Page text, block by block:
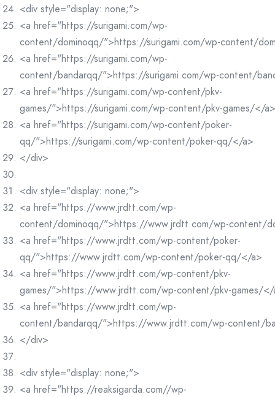
<div style="display: none;">
<a href="https://surigami.com/wp-
content/dominoqq/">https://surigami.com/wp-content/
<a href="https://surigami.com/wp-
content/bandarqq/">https://surigami.com/wp-content/
<a href="https://surigami.com/wp-content/pkv-
games/">https://surigami.com/wp-content/pkv-games/</a>
<a href="https://surigami.com/wp-content/poker-
qq/">https://surigami.com/wp-content/poker-qq/</a>
</div>
<div style="display: none;">
<a href="https://www.jrdtt.com/wp-
content/dominoqq/">https://www.jrdtt.com/wp-content/
<a href="https://www.jrdtt.com/wp-content/poker-
qq/">https://www.jrdtt.com/wp-content/poker-qq/</a>
<a href="https://www.jrdtt.com/wp-content/pkv-
games/">https://www.jrdtt.com/wp-content/pkv-games/
<a href="https://www.jrdtt.com/wp-
content/bandarqq/">https://www.jrdtt.com/wp-content/
</div>
<div style="display: none;">
<a href="https://reaksigarda.com//wp-